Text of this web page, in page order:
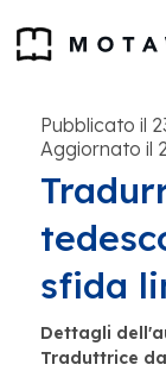
Pubblicato il
Aggiornato il
sfida
Dettagli
Traduttrice